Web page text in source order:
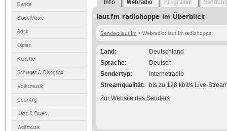
Dance
Black Music
Rock
Oldies
Künstler
Schlager & Discofox
Volksmusik
Country
Jazz & Blues
Weltmusik
Info Webradio Programm
laut.fm radiohoppe im Überblick
Sender: laut.fm > Webradio: laut.fm radiohoppe
Land
Deutschland
Sprache
Deutsch
Sendertyp
Internetradio
Streamqualität
bis zu 128 kbit/s Live-
Zur Website des Senders